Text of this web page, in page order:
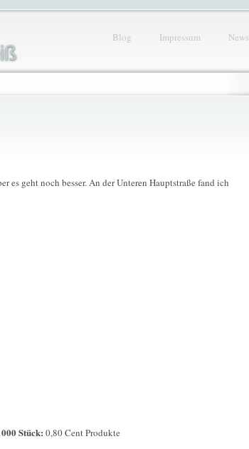
Blog Impressum News
es geht noch besser. An der Unteren Hauptstraße fand ich
Stück: 0,80 Cent Produkte